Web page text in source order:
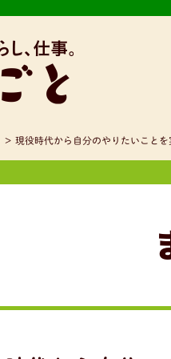
> 現役時代から自分のやりたいこと